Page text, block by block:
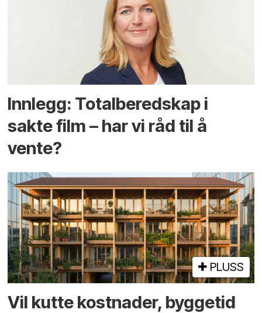
Innlegg: Totalberedskap i
sakte film – har vi råd til å
vente?
PLUSS
Vil kutte kostnader, byggetid